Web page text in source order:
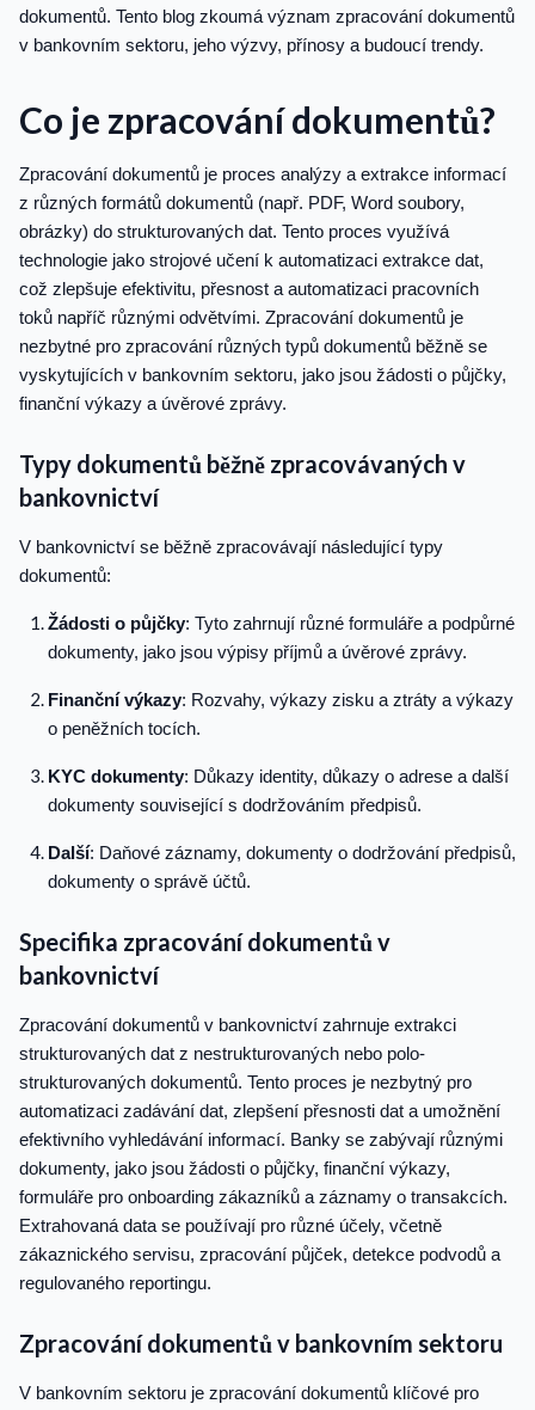
dokumentů. Tento blog zkoumá význam zpracování dokumentů
v bankovním sektoru, jeho výzvy, přínosy a budoucí trendy.
Co je zpracování dokumentů?
Zpracování dokumentů je proces analýzy a extrakce informací
z různých formátů dokumentů (např. PDF, Word soubory,
obrázky) do strukturovaných dat. Tento proces využívá
technologie jako strojové učení k automatizaci extrakce dat,
což zlepšuje efektivitu, přesnost a automatizaci pracovních
toků napříč různými odvětvími. Zpracování dokumentů je
nezbytné pro zpracování různých typů dokumentů běžně se
vyskytujících v bankovním sektoru, jako jsou žádosti o půjčky,
finanční výkazy a úvěrové zprávy.
Typy dokumentů běžně zpracovávaných v
bankovnictví
V bankovnictví se běžně zpracovávají následující typy
dokumentů:
Žádosti o půjčky: Tyto zahrnují různé formuláře a podpůrné
dokumenty, jako jsou výpisy příjmů a úvěrové zprávy.
Finanční výkazy: Rozvahy, výkazy zisku a ztráty a výkazy
o peněžních tocích.
KYC dokumenty: Důkazy identity, důkazy o adrese a další
dokumenty související s dodržováním předpisů.
Další: Daňové záznamy, dokumenty o dodržování předpisů,
dokumenty o správě účtů.
Specifika zpracování dokumentů v
bankovnictví
Zpracování dokumentů v bankovnictví zahrnuje extrakci
strukturovaných dat z nestrukturovaných nebo polo-
strukturovaných dokumentů. Tento proces je nezbytný pro
automatizaci zadávání dat, zlepšení přesnosti dat a umožnění
efektivního vyhledávání informací. Banky se zabývají různými
dokumenty, jako jsou žádosti o půjčky, finanční výkazy,
formuláře pro onboarding zákazníků a záznamy o transakcích.
Extrahovaná data se používají pro různé účely, včetně
zákaznického servisu, zpracování půjček, detekce podvodů a
regulovaného reportingu.
Zpracování dokumentů v bankovním sektoru
V bankovním sektoru je zpracování dokumentů klíčové pro